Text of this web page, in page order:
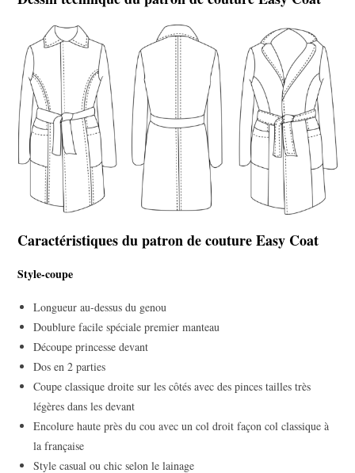
Caractéristiques du patron de couture Easy Coat
Style-coupe
Longueur au-dessus du genou
Doublure facile spéciale premier manteau
Découpe princesse devant
Dos en 2 parties
Coupe classique droite sur les côtés avec des pinces tailles très
légères dans les devant
Encolure haute près du cou avec un col droit façon col classique à
la française
Style casual ou chic selon le lainage